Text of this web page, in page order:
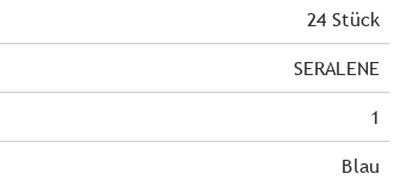
24 Stück
SERALENE
1
Blau